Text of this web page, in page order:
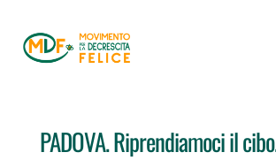
PADOVA. Riprendiamoci il